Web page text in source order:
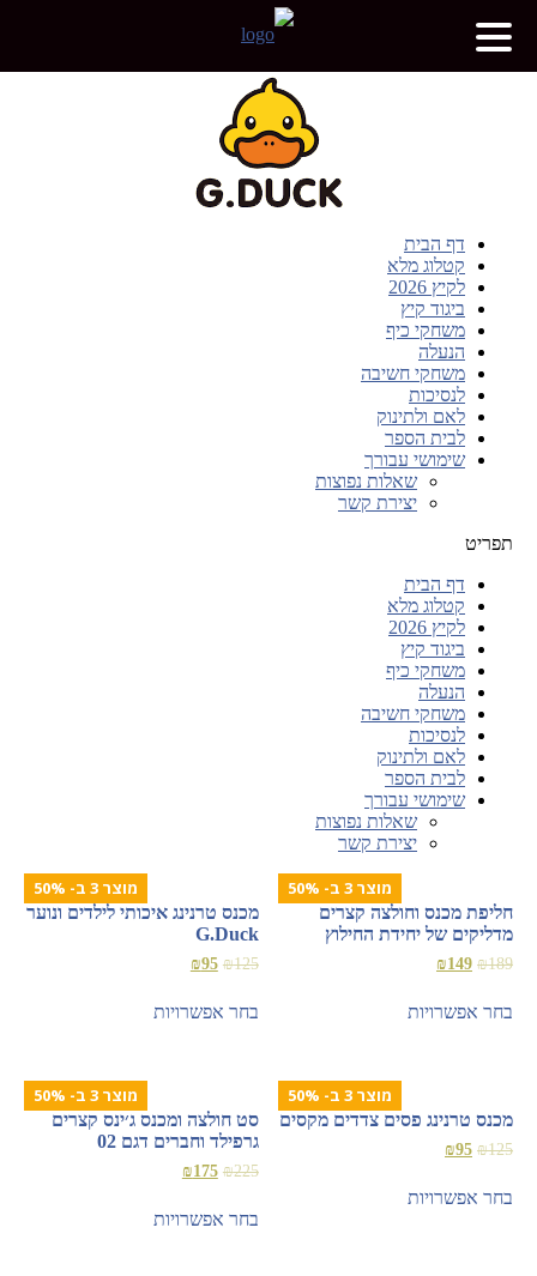
דף הבית
קטלוג מלא
לקיץ 2026
ביגוד קיץ
משחקי כיף
הנעלה
משחקי חשיבה
לנסיכות
לאם ולתינוק
לבית הספר
שימושי עבורך
שאלות נפוצות
יצירת קשר
תפריט
דף הבית
קטלוג מלא
לקיץ 2026
ביגוד קיץ
משחקי כיף
הנעלה
משחקי חשיבה
לנסיכות
לאם ולתינוק
לבית הספר
שימושי עבורך
שאלות נפוצות
יצירת קשר
מוצר 3 ב- 50%
חליפת מכנס וחולצה קצרים
מדליקים של יחידת החילוץ
₪189
₪149
בחר אפשרויות
מוצר 3 ב- 50%
מכנס טרנינג איכותי לילדים ונוער
G.Duck
₪125
₪95
בחר אפשרויות
מוצר 3 ב- 50%
מכנס טרנינג פסים צדדים מקסים
₪125
₪95
בחר אפשרויות
מוצר 3 ב- 50%
סט חולצה ומכנס ג׳ינס קצרים
גרפילד וחברים דגם 02
₪225
₪175
בחר אפשרויות